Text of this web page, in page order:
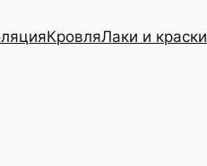
КровляЛаки и краски